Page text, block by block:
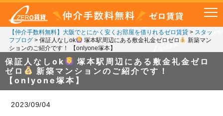
【仲介手数料無料】大阪でとにかく安くお部屋を借りれるゼロ賃貸> スタッ
フブログ> 保証人なしok 塚本駅周辺にある敷金礼金ゼロゼロ
新築マン
ションのご紹介です！ 【onlyone塚本】
保証人なしok
塚本駅周辺にある敷金礼金ゼロ
ゼロ
新築マンションのご紹介です！
【onlyone塚本】
2023/09/04